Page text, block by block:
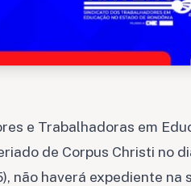
e Trabalhadoras em
de Corpus Christi no
não haverá expediente na